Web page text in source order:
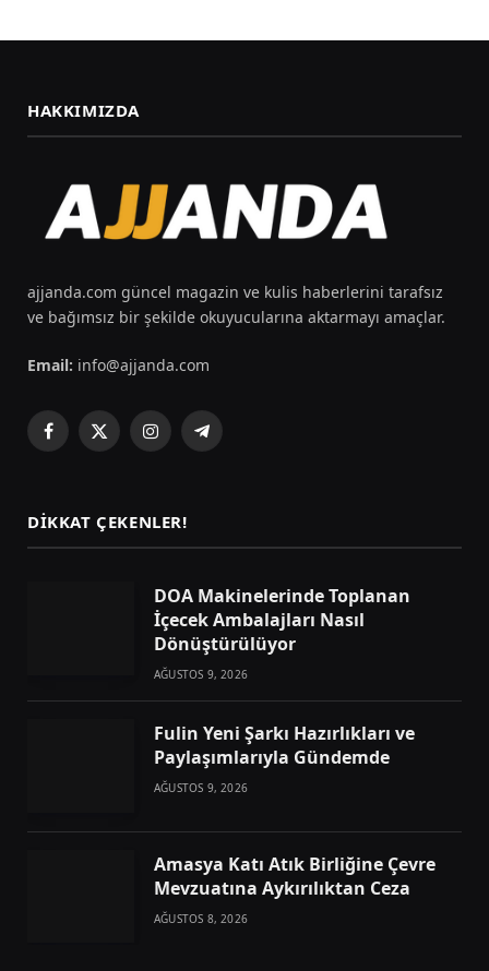
HAKKIMIZDA
ajjanda.com güncel magazin ve kulis haberlerini tarafsız
ve bağımsız bir şekilde okuyucularına aktarmayı amaçlar.
Email: info@ajjanda.com
Facebook
X
InstagramTelegram
DIKKAT ÇEKENLER!
DOA Makinelerinde Toplanan
İçecek Ambalajları Nasıl
Dönüştürülüyor
AĞUSTOS 9, 2026
Fulin Yeni Şarkı Hazırlıkları ve
Paylaşımlarıyla Gündemde
AĞUSTOS 9, 2026
Amasya Katı Atık Birliğine Çevre
Mevzuatına Aykırılıktan Ceza
AĞUSTOS 8, 2026